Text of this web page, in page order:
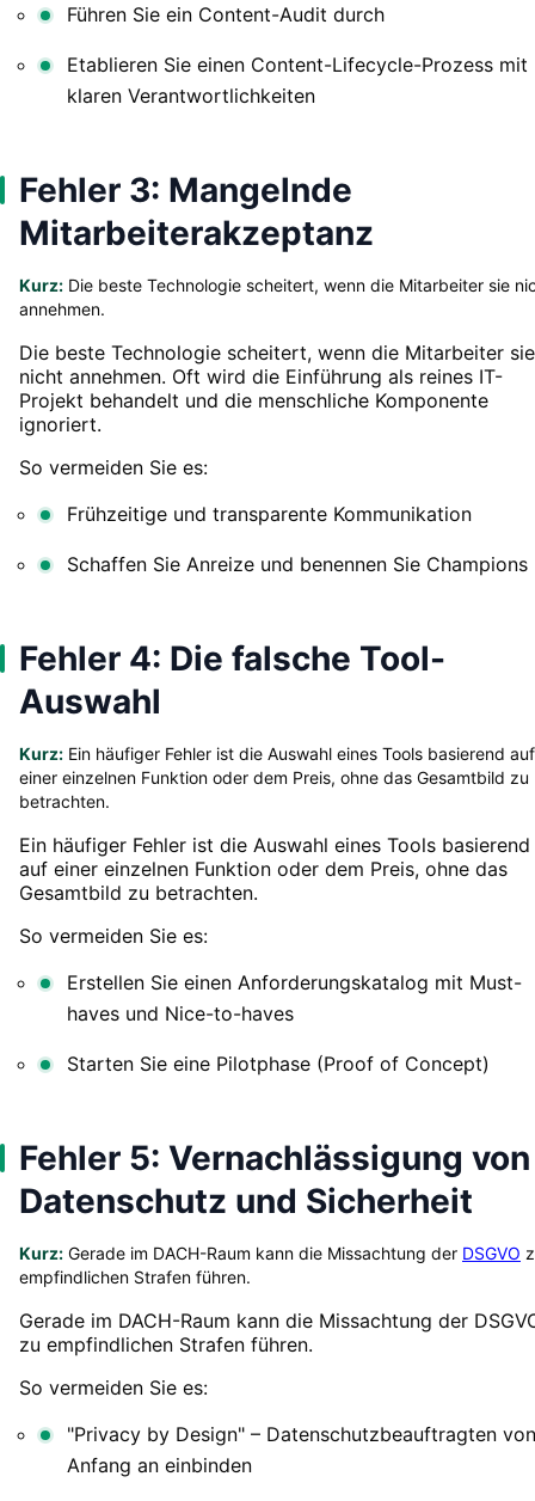
Führen Sie ein Content-Audit durch
Etablieren Sie einen Content-Lifecycle-Prozess mit
klaren Verantwortlichkeiten
Fehler 3: Mangelnde
Mitarbeiterakzeptanz
Kurz: Die beste Technologie scheitert, wenn die Mitarbeiter sie
annehmen.
Die beste Technologie scheitert, wenn die Mitarbeiter sie
nicht annehmen. Oft wird die Einführung als reines IT-
Projekt behandelt und die menschliche Komponente
ignoriert.
So vermeiden Sie es:
Frühzeitige und transparente Kommunikation
Schaffen Sie Anreize und benennen Sie Champions
Fehler 4: Die falsche Tool-
Auswahl
Kurz: Ein häufiger Fehler ist die Auswahl eines Tools basierend auf
einer einzelnen Funktion oder dem Preis, ohne das Gesamtbild zu
betrachten.
Ein häufiger Fehler ist die Auswahl eines Tools basierend
auf einer einzelnen Funktion oder dem Preis, ohne das
Gesamtbild zu betrachten.
So vermeiden Sie es:
Erstellen Sie einen Anforderungskatalog mit Must-
haves und Nice-to-haves
Starten Sie eine Pilotphase (Proof of Concept)
Fehler 5: Vernachlässigung von
Datenschutz und Sicherheit
Kurz: Gerade im DACH-Raum kann die Missachtung der DSGVO
empfindlichen Strafen führen.
Gerade im DACH-Raum kann die Missachtung der
zu empfindlichen Strafen führen.
So vermeiden Sie es:
"Privacy by Design" – Datenschutzbeauftragten von
Anfang an einbinden